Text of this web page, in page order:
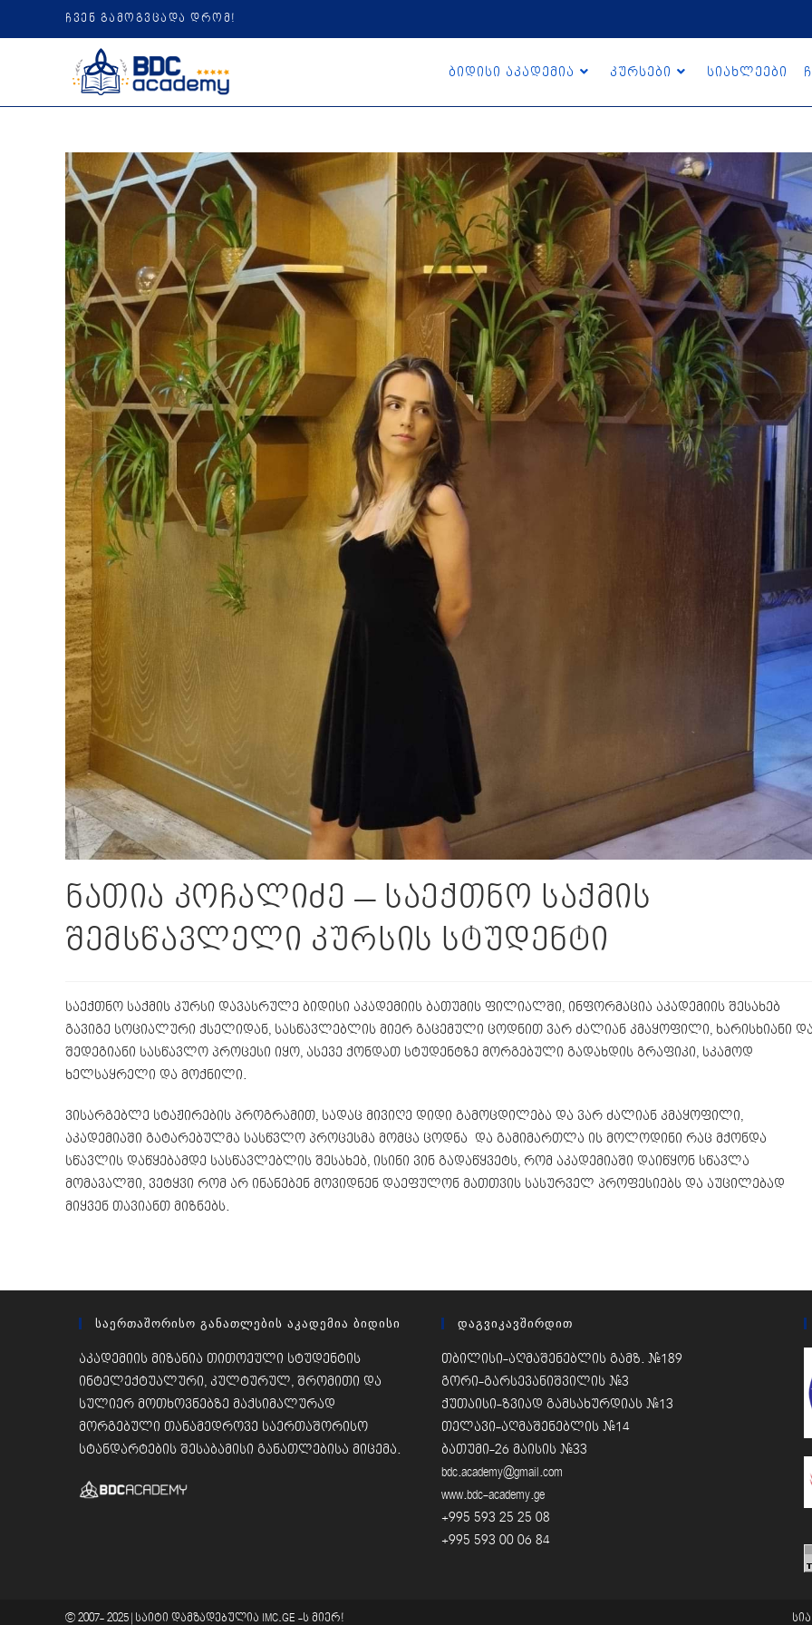
ჩვენ გამოგვცადა დრომ!
ბიდისი აკადემია კურსები სიახლეები
ნათია კოჩალიძე – საექთნო საქმის
შემსწავლელი კურსის სტუდენტი
საექთნო საქმის კურსი დავასრულე ბიდისი აკადემიის ბათუმის ფილიალში, ინფორმაცია აკადემიის შესახებ
გავიგე სოციალური ქსელიდან, სასწავლებლის მიერ გაცემული ცოდნით ვარ ძალიან კმაყოფილი, ხარისხიანი
შედეგიანი სასწავლო პროცესი იყო, ასევე ქონდათ სტუდენტზე მორგებული გადახდის გრაფიკი, სკამოდ
ხელსაყრელი და მოქნილი.
ვისარგებლე სტაჟირების პროგრამით, სადაც მივიღე დიდი გამოცდილება და ვარ ძალიან კმაყოფილი,
აკადემიაში გატარებულმა სასწვლო პროცესმა მომცა ცოდნა და გამიმართლა ის მოლოდინი რაც მქონდა
სწავლის დაწყებამდე სასწავლებლის შესახებ, ისინი ვინ გადაწყვეტს, რომ აკადემიაში დაიწყონ სწავლა
მომავალში, ვეტყვი რომ არ ინანებენ მოვიდნენ დაეფულონ მათთვის სასურველ პროფესიებს და აუცილებად
მიყვენ თავიანთ მიზნებს.
Საერთაშორისო Განათლების Აკადემია Ბიდისი
აკადემიის მიზანია თითოეული სტუდენტის
ინტელექტუალური, კულტურულ, შრომითი და
სულიერ მოთხოვნებზე მაქსიმალურად
მორგებული თანამედროვე საერთაშორისო
სტანდარტების შესაბამისი განათლებისა მიცემა.
Დაგვიკავშირდით
თბილისი-აღმაშენებლის გამზ. #189
გორი-გარსევანიშვილის #3
ქუთაისი-ზვიად გამსახურდიას #13
თელავი-აღმაშენებლის #14
ბათუმი-26 მაისის #33
bdc.academy@gmail.com
www.bdc-academy.ge
+995 593 25 25 08
+995 593 00 06 84
© 2007- 2025 | საიტი დამზადებულია IMC.GE -ს მიერ!